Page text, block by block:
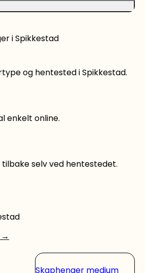
i Spikkestad
og hentested i Spikkestad.
enkelt online.
selv ved hentestedet.
→
Skaphenger medium